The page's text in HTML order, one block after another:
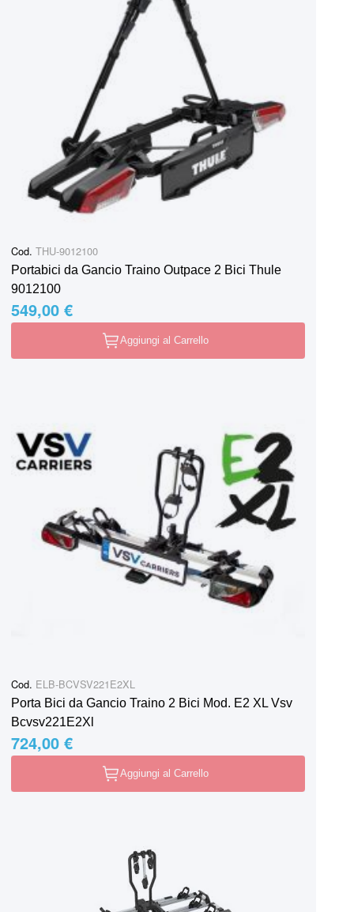
Cod. THU-9012100
Portabici da Gancio Traino Outpace 2 Bici Thule
9012100
549,00 €
Aggiungi al Carrello
Cod. ELB-BCVSV221E2XL
Porta Bici da Gancio Traino 2 Bici Mod. E2 XL Vsv
Bcvsv221E2Xl
724,00 €
Aggiungi al Carrello